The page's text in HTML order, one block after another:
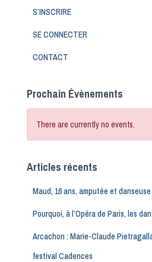
S’INSCRIRE
SE CONNECTER
CONTACT
Prochain Évènements
There are currently no events.
Articles récents
Maud, 16 ans, amputée et
Pourquoi, à l’Opéra de Paris, les
Arcachon : Marie-Claude
festival Cadences